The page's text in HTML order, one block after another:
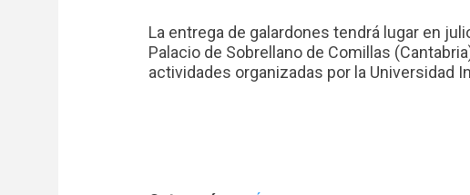
La entrega de galardones tendrá lugar en
Palacio de Sobrellano de Comillas
actividades organizadas por la Universidad